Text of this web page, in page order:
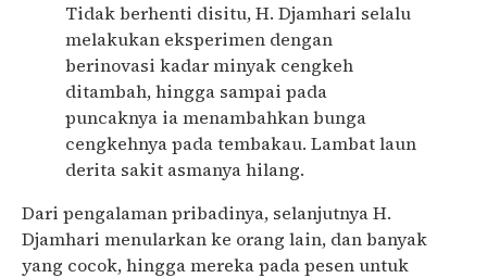
Tidak berhenti disitu, H. Djamhari selalu
melakukan eksperimen dengan
berinovasi kadar minyak cengkeh
ditambah, hingga sampai pada
puncaknya ia menambahkan bunga
cengkehnya pada tembakau. Lambat laun
derita sakit asmanya hilang.
Dari pengalaman pribadinya, selanjutnya H.
Djamhari menularkan ke orang lain, dan banyak
yang cocok, hingga mereka pada pesen untuk